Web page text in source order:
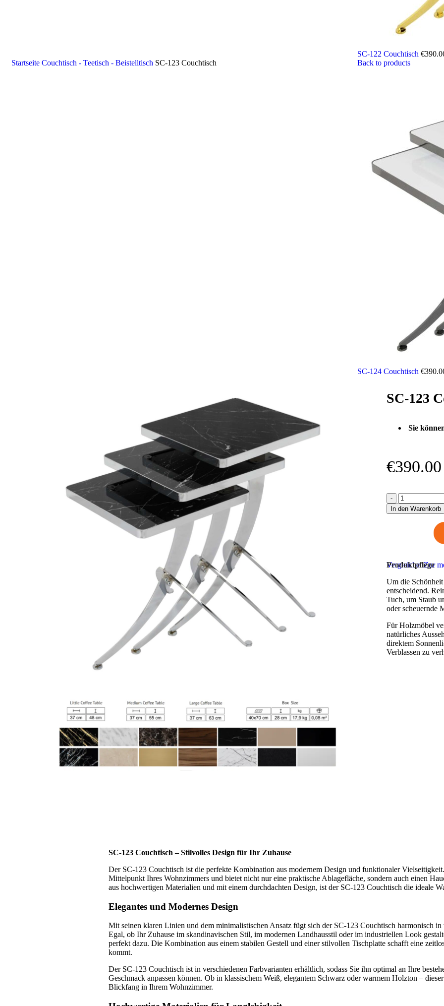
Startseite Couchtisch - Teetisch - Beistelltisch SC-123 Couchtisch
SC-122 Couchtisch €
Back to products
SC-124 Couchtisch €
SC-123
Sie
€390.00
In den Warenkorb
VergleichenZur
Produktpflege
Um die
entscheidend.
Tuch, um Staub
oder scheuernde
Für Holzmöbel
natürliches
direktem
Verblassen zu
SC-123 Couchtisch – Stilvolles Design für Ihr Zuhause
Der SC-123 Couchtisch ist die perfekte Kombination aus modernem Design und funktionaler
Mittelpunkt Ihres Wohnzimmers und bietet nicht nur eine praktische Ablagefläche, sondern auch einen
aus hochwertigen Materialien und mit einem durchdachten Design, ist der SC-123 Couchtisch die ideale
Elegantes und Modernes Design
Mit seinen klaren Linien und dem minimalistischen Ansatz fügt sich der SC-123 Couchtisch harmonisch
Egal, ob Ihr Zuhause im skandinavischen Stil, im modernen Landhausstil oder im industriellen Look
perfekt dazu. Die Kombination aus einem stabilen Gestell und einer stilvollen Tischplatte schafft eine
kommt.
Der SC-123 Couchtisch ist in verschiedenen Farbvarianten erhältlich, sodass Sie ihn optimal an Ihre
Geschmack anpassen können. Ob in klassischem Weiß, elegantem Schwarz oder warmem Holzton –
Blickfang in Ihrem Wohnzimmer.